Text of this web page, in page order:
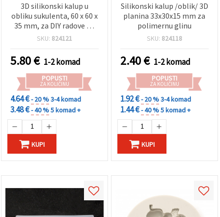
3D silikonski kalup u
obliku sukulenta, 60 x 60 x
35 mm, za DIY radove od
polimerne gline
SKU: 824121
5.80€ 1-2 komad
POPUSTI
ZA KOLIČINU
4.64 €- 20 %3-4 komad
3.48 €- 40 %5 komad +
KUPI
Silikonski kalup /oblik/ 3D
planina 33x30x15 mm za
polimernu glinu
SKU: 824118
2.40€ 1-2 komad
POPUSTI
ZA KOLIČINU
1.92 €- 20 %3-4 komad
1.44 €- 40 %5 komad +
KUPI